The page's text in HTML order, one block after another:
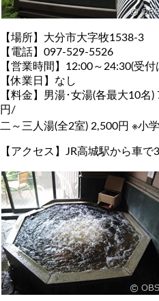
【場所】大分市大字牧1538-3
【電話】097-529-5526
【営業時間】12:00～24:30(受付
【休業日】なし
【料金】男湯･女湯(各最大10
円/
二～三人湯(全2室) 2,500円 ※小
【アクセス】JR高城駅から車で